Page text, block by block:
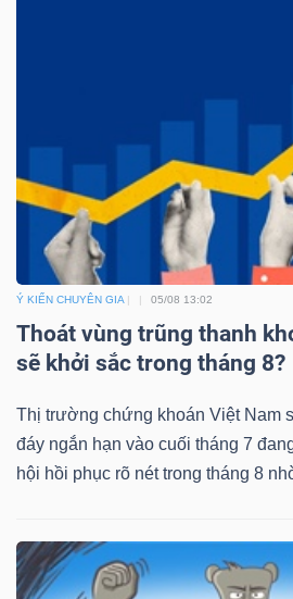
Ý KIẾN CHUYÊN GIA 05/08 13:02
Thoát vùng trũng thanh
sẽ khởi sắc trong tháng 8?
Thị trường chứng khoán Việt Nam
đáy ngắn hạn vào cuối tháng 7
hội hồi phục rõ nét trong tháng 8
đầu
Truyền
tài
chính
Dữ